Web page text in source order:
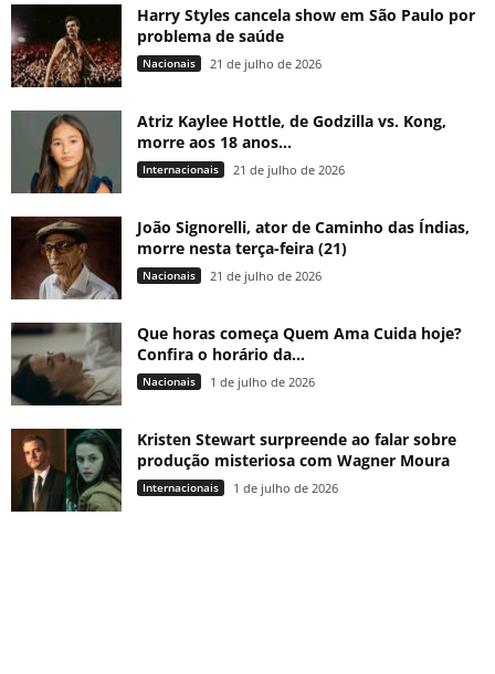
Harry Styles cancela show em São Paulo por
problema de saúde
Nacionais 21 de julho de 2026
Atriz Kaylee Hottle, de Godzilla vs. Kong,
morre aos 18 anos...
Internacionais 21 de julho de 2026
João Signorelli, ator de Caminho das Índias,
morre nesta terça-feira (21)
Nacionais 21 de julho de 2026
Que horas começa Quem Ama Cuida hoje?
Confira o horário da...
Nacionais 1 de julho de 2026
Kristen Stewart surpreende ao falar sobre
produção misteriosa com Wagner Moura
Internacionais 1 de julho de 2026